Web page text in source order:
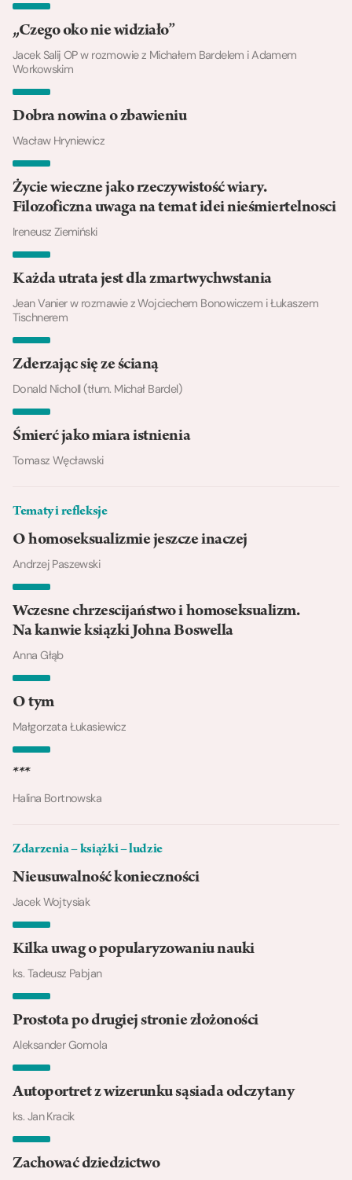
„Czego oko nie widziało”
Jacek Salij OP w rozmowie z Michałem Bardelem i Adamem
Workowskim
Dobra nowina o zbawieniu
Wacław Hryniewicz
Życie wieczne jako rzeczywistość wiary.
Filozoficzna uwaga na temat idei nieśmiertelnosci
Ireneusz Ziemiński
Każda utrata jest dla zmartwychwstania
Jean Vanier w rozmawie z Wojciechem Bonowiczem i Łukaszem
Tischnerem
Zderzając się ze ścianą
Donald Nicholl (tłum. Michał Bardel)
Śmierć jako miara istnienia
Tomasz Węcławski
Tematy i refleksje
O homoseksualizmie jeszcze inaczej
Andrzej Paszewski
Wczesne chrzescijaństwo i homoseksualizm.
Na kanwie ksiązki Johna Boswella
Anna Głąb
O tym
Małgorzata Łukasiewicz
***
Halina Bortnowska
Zdarzenia – książki – ludzie
Nieusuwalność konieczności
Jacek Wojtysiak
Kilka uwag o popularyzowaniu nauki
ks. Tadeusz Pabjan
Prostota po drugiej stronie złożoności
Aleksander Gomola
Autoportret z wizerunku sąsiada odczytany
ks. Jan Kracik
Zachować dziedzictwo